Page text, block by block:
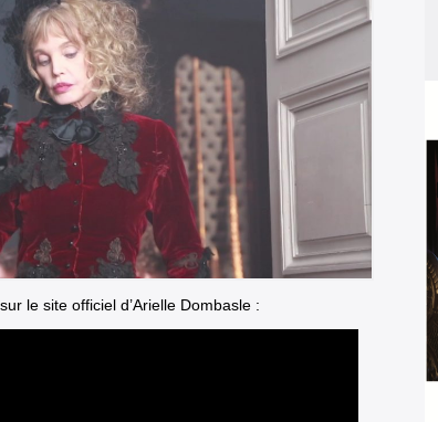
le site officiel d’Arielle Dombasle :